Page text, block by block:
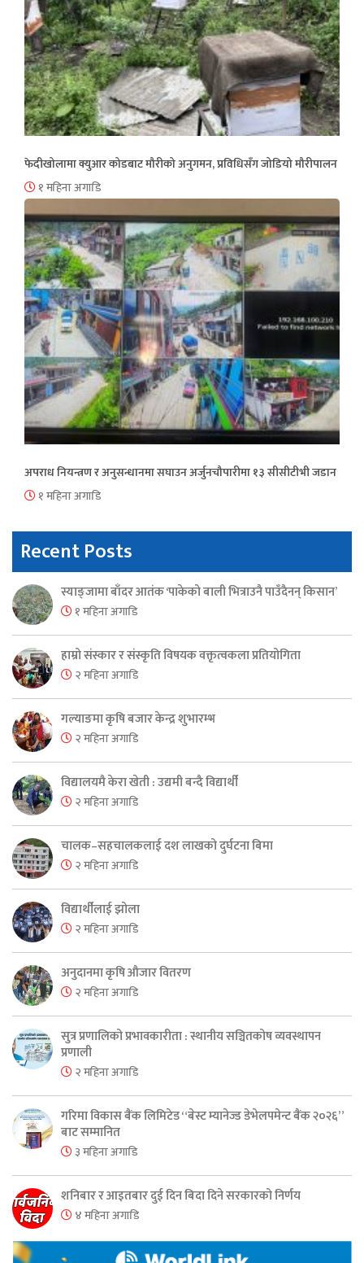
फेदीखोलामा क्युआर कोडबाट मौरीको अनुगमन, प्रविधिसँग जोडियो मौरीपालन
१ महिना अगाडि
अपराध नियन्त्रण र अनुसन्धानमा सघाउन अर्जुनचौपारीमा १३ सीसीटीभी जडान
१ महिना अगाडि
Recent Posts
स्याङ्जामा बाँदर आतंक ‘पाकेको बाली भित्राउनै पाउँदैनन् किसान’
१ महिना अगाडि
हाम्रो संस्कार र संस्कृति विषयक वक्तृत्वकला प्रतियोगिता
२ महिना अगाडि
गल्याङमा कृषि बजार केन्द्र शुभारम्भ
२ महिना अगाडि
विद्यालयमै केरा खेती : उद्यमी बन्दै विद्यार्थी
२ महिना अगाडि
चालक–सहचालकलाई दश लाखको दुर्घटना बिमा
२ महिना अगाडि
विद्यार्थीलाई झोला
२ महिना अगाडि
अनुदानमा कृषि औजार वितरण
२ महिना अगाडि
सुत्र प्रणालिको प्रभावकारीता : स्थानीय सञ्चितकोष व्यवस्थापन
प्रणाली
२ महिना अगाडि
गरिमा विकास बैंक लिमिटेड “बेस्ट म्यानेज्ड डेभेलपमेन्ट बैंक २०२६”
बाट सम्मानित
३ महिना अगाडि
शनिबार र आइतबार दुई दिन बिदा दिने सरकारको निर्णय
४ महिना अगाडि